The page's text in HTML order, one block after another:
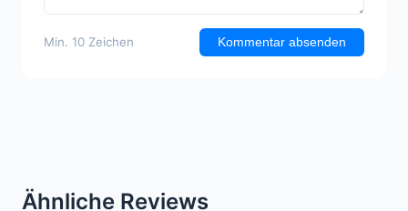
Min. 10 Zeichen Kommentar absenden
Ähnliche Reviews